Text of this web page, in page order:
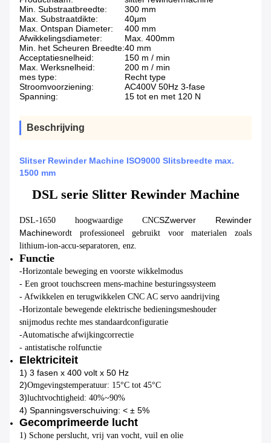
Min. Substraatbreedte:
300 mm
Max. Substraatdikte:
40μm
Max. Ontspan Diameter:
400 mm
Afwikkelingsdiameter:
Max. 400mm
Min. het Scheuren Breedte:40 mm
Acceptatiesnelheid:
150 m / min
Max. Werksnelheid:
200 m / min
mes type:
Recht type
Stroomvoorziening:
AC400V 50Hz 3-fase
Spanning:
15 tot en met 120 N
Beschrijving
Slitser Rewinder Machine ISO9000 Slitsbreedte max.
1500 mm
DSL serie Slitter Rewinder Machine
DSL-1650 hoogwaardige CNCSZwerver Rewinder
Machinewordt professioneel gebruikt voor materialen zoals
lithium-ion-accu-separatoren, enz.
Functie
-Horizontale beweging en voorste wikkelmodus
- Een groot touchscreen mens-machine besturingssysteem
- Afwikkelen en terugwikkelen CNC AC servo aandrijving
-Horizontale bewegende elektrische bedieningsmeshouder
snijmodus rechte mes standaardconfiguratie
-Automatische afwijkingcorrectie
- antistatische rolfunctie
Elektriciteit
1) 3 fasen x 400 volt x 50 Hz
2)Omgevingstemperatuur: 15°C tot 45°C
3)luchtvochtigheid: 40%~90%
4) Spanningsverschuiving: < ± 5%
Gecomprimeerde lucht
1) Schone perslucht, vrij van vocht, vuil en olie